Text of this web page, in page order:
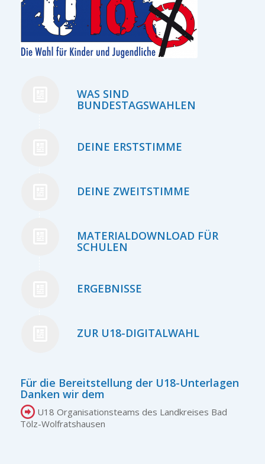
WAS SIND
BUNDESTAGSWAHLEN
DEINE ERSTSTIMME
DEINE ZWEITSTIMME
MATERIALDOWNLOAD FÜR
SCHULEN
ERGEBNISSE
ZUR U18-DIGITALWAHL
Für die Bereitstellung der U18-Unterlagen
Danken wir dem
U18 Organisationsteams des Landkreises Bad
Tölz-Wolfratshausen